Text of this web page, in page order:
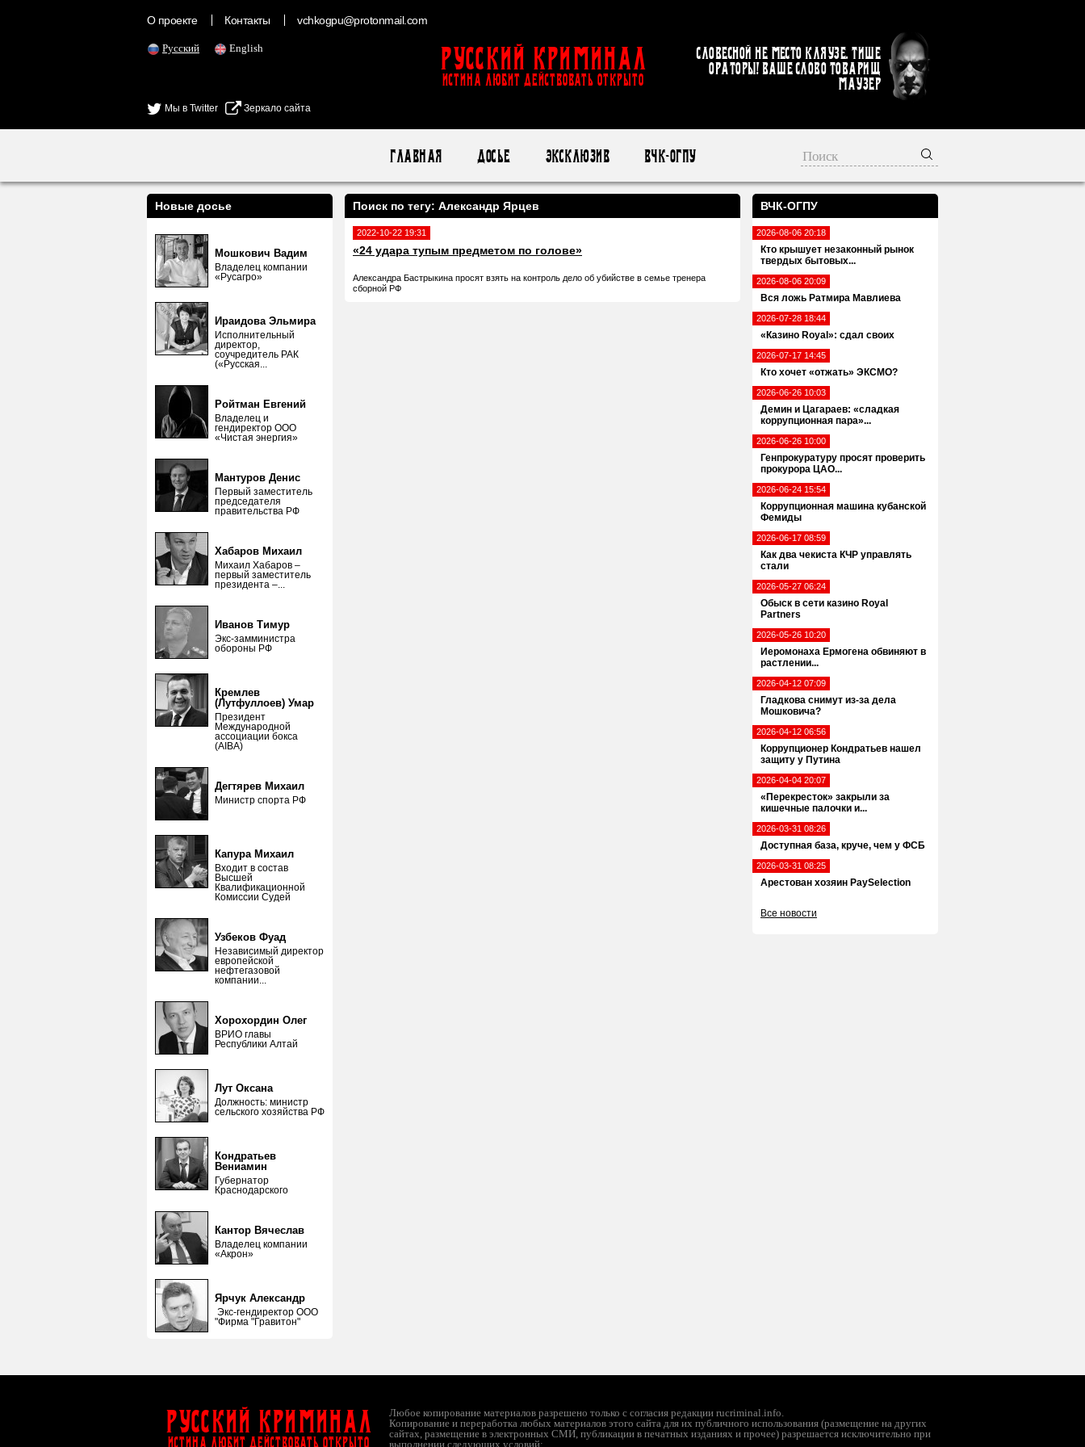
О проекте Контакты vchkogpu@protonmail.com
Русский English
Мы в Twitter Зеркало сайта
Русский Криминал
ИСТИНА ЛЮБИТ ДЕЙСТВОВАТЬ ОТКРЫТО
Словесной не место кляузе. Тише
ораторы! Ваше слово товарищ
Маузер
Главная Досье Эксклюзив ВЧК-ОГПУ
ВЧК-ОГПУ
2026-08-06 20:18
Кто крышует незаконный рынок
твердых бытовых...
2026-08-06 20:09
Вся ложь Ратмира Мавлиева
2026-07-28 18:44
«Казино Royal»: сдал своих
2026-07-17 14:45
Кто хочет «отжать» ЭКСМО?
2026-06-26 10:03
Демин и Цагараев: «сладкая
коррупционная пара»...
2026-06-26 10:00
Генпрокуратуру просят проверить
прокурора ЦАО...
2026-06-24 15:54
Коррупционная машина кубанской
Фемиды
2026-06-17 08:59
Как два чекиста КЧР управлять
стали
2026-05-27 06:24
Обыск в сети казино Royal
Partners
2026-05-26 10:20
Иеромонаха Ермогена обвиняют в
растлении...
2026-04-12 07:09
Гладкова снимут из-за дела
Мошковича?
2026-04-12 06:56
Коррупционер Кондратьев нашел
защиту у Путина
2026-04-04 20:07
«Перекресток» закрыли за
кишечные палочки и...
2026-03-31 08:26
Доступная база, круче, чем у ФСБ
2026-03-31 08:25
Арестован хозяин PaySelection
Все новости
Новые досье
Мошкович Вадим
Владелец компании
«Русагро»
Ираидова Эльмира
Исполнительный
директор,
соучредитель РАК
(«Русская...
Ройтман Евгений
Владелец и
гендиректор ООО
«Чистая энергия»
Мантуров Денис
Первый заместитель
председателя
правительства РФ
Хабаров Михаил
Михаил Хабаров –
первый заместитель
президента –...
Иванов Тимур
Экс-замминистра
обороны РФ
Кремлев
(Лутфуллоев) Умар
Президент
Международной
ассоциации бокса
(AIBA)
Дегтярев Михаил
Министр спорта РФ
Капура Михаил
Входит в состав
Высшей
Квалификационной
Комиссии Судей
Узбеков Фуад
Независимый директор
европейской
нефтегазовой
компании...
Хорохордин Олег
ВРИО главы
Республики Алтай
Лут Оксана
Должность: министр
сельского хозяйства РФ
Кондратьев
Вениамин
Губернатор
Краснодарского
Кантор Вячеслав
Владелец компании
«Акрон»
Ярчук Александр
Экс-гендиректор ООО
"Фирма "Гравитон"
Поиск по тегу: Александр Ярцев
2022-10-22 19:31
«24 удара тупым предметом по голове»
Александра Бастрыкина просят взять на контроль дело об убийстве в семье тренера
сборной РФ
Русский Криминал
ИСТИНА ЛЮБИТ ДЕЙСТВОВАТЬ ОТКРЫТО
Любое копирование материалов разрешено только с согласия редакции rucriminal.info.
Копирование и переработка любых материалов этого сайта для их публичного использования (размещение на других
сайтах, размещение в электронных СМИ, публикации в печатных изданиях и прочее) разрешается исключительно при
выполнении следующих условий: